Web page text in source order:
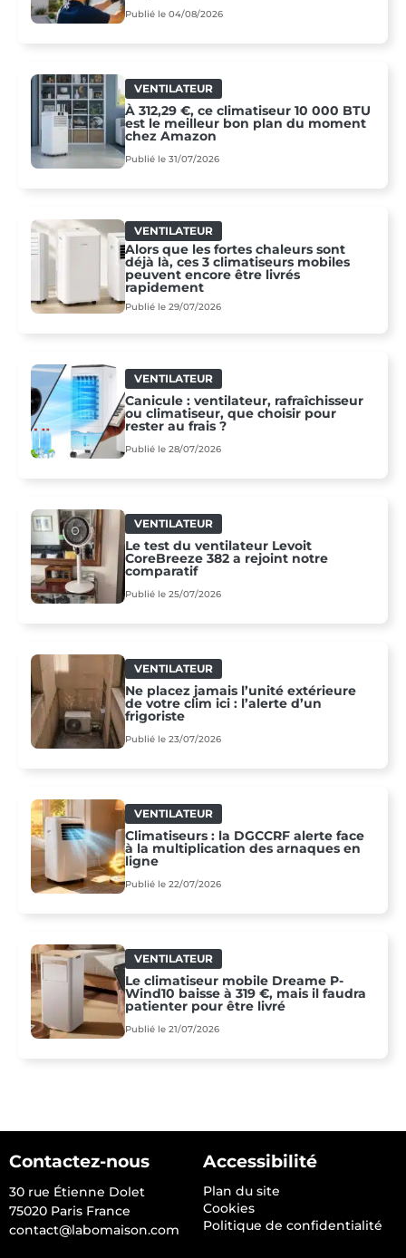
Publié le 04/08/2026
VENTILATEUR
À 312,29 €, ce climatiseur 10 000 BTU
est le meilleur bon plan du moment
chez Amazon
Publié le 31/07/2026
VENTILATEUR
Alors que les fortes chaleurs sont
déjà là, ces 3 climatiseurs mobiles
peuvent encore être livrés
rapidement
Publié le 29/07/2026
VENTILATEUR
Canicule : ventilateur, rafraîchisseur
ou climatiseur, que choisir pour
rester au frais ?
Publié le 28/07/2026
VENTILATEUR
Le test du ventilateur Levoit
CoreBreeze 382 a rejoint notre
comparatif
Publié le 25/07/2026
VENTILATEUR
Ne placez jamais l’unité extérieure
de votre clim ici : l’alerte d’un
frigoriste
Publié le 23/07/2026
VENTILATEUR
Climatiseurs : la DGCCRF alerte face
à la multiplication des arnaques en
ligne
Publié le 22/07/2026
VENTILATEUR
Le climatiseur mobile Dreame P-
Wind10 baisse à 319 €, mais il faudra
patienter pour être livré
Publié le 21/07/2026
Contactez-nous
30 rue Étienne Dolet
75020 Paris France
contact@labomaison.com
Accessibilité
Plan du site
Cookies
Politique de confidentialité